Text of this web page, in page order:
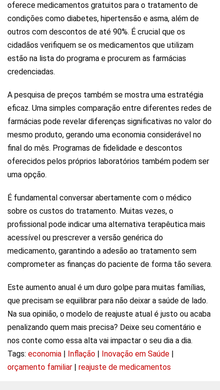
oferece medicamentos gratuitos para o tratamento de
condições como diabetes, hipertensão e asma, além de
outros com descontos de até 90%. É crucial que os
cidadãos verifiquem se os medicamentos que utilizam
estão na lista do programa e procurem as farmácias
credenciadas.
A pesquisa de preços também se mostra uma estratégia
eficaz. Uma simples comparação entre diferentes redes de
farmácias pode revelar diferenças significativas no valor do
mesmo produto, gerando uma economia considerável no
final do mês. Programas de fidelidade e descontos
oferecidos pelos próprios laboratórios também podem ser
uma opção.
É fundamental conversar abertamente com o médico
sobre os custos do tratamento. Muitas vezes, o
profissional pode indicar uma alternativa terapêutica mais
acessível ou prescrever a versão genérica do
medicamento, garantindo a adesão ao tratamento sem
comprometer as finanças do paciente de forma tão severa.
Este aumento anual é um duro golpe para muitas famílias,
que precisam se equilibrar para não deixar a saúde de lado.
Na sua opinião, o modelo de reajuste atual é justo ou acaba
penalizando quem mais precisa? Deixe seu comentário e
nos conte como essa alta vai impactar o seu dia a dia.
Tags: economia | Inflação | Inovação em Saúde |
orçamento familiar | reajuste de medicamentos